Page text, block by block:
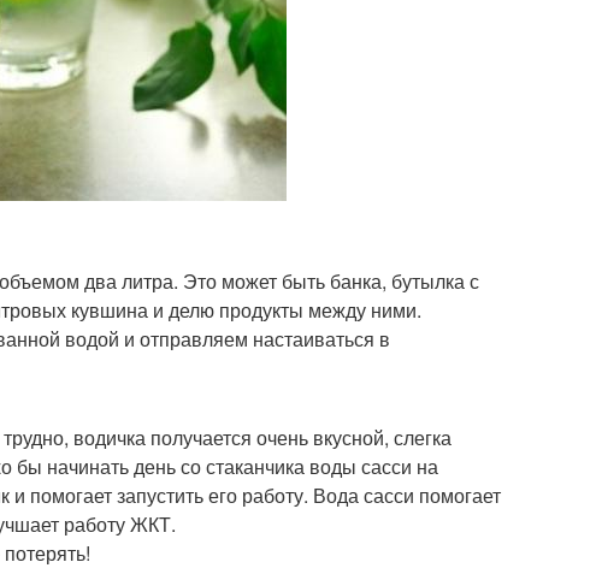
два литра. Это может быть банка, бутылка с
кувшина и делю продукты между ними.
водой и отправляем настаиваться в
водичка получается очень вкусной, слегка
начинать день со стаканчика воды сасси на
помогает запустить его работу. Вода сасси помогает
работу ЖКТ.